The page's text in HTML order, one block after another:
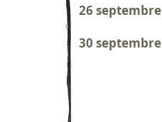
26 septembre
30 septembre